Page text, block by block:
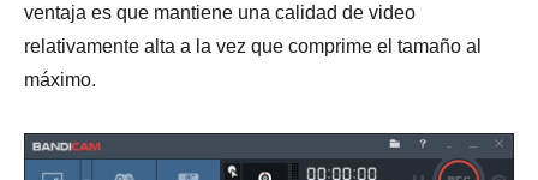
ventaja es que mantiene una calidad de video
relativamente alta a la vez que comprime el tamaño al
máximo.